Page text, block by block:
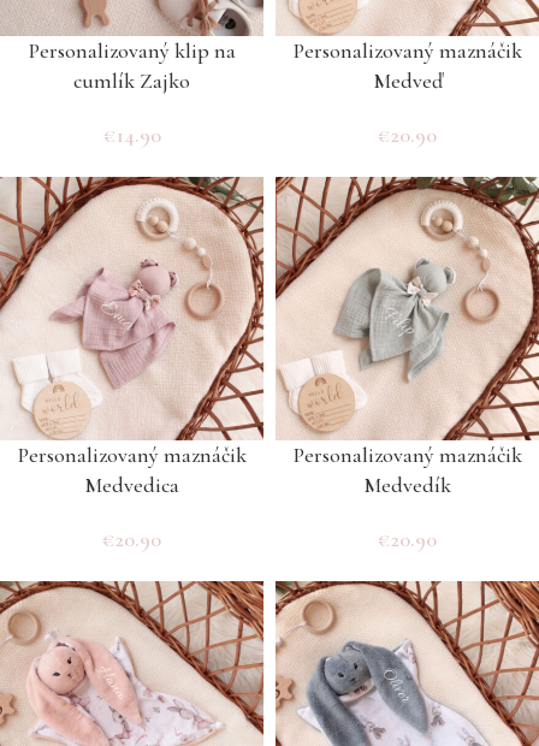
Personalizovaný klip na
cumlík Zajko
€14.90
Personalizovaný maznáčik
Medveď
€20.90
Personalizovaný maznáčik
Medvedica
€20.90
Personalizovaný maznáčik
Medvedík
€20.90